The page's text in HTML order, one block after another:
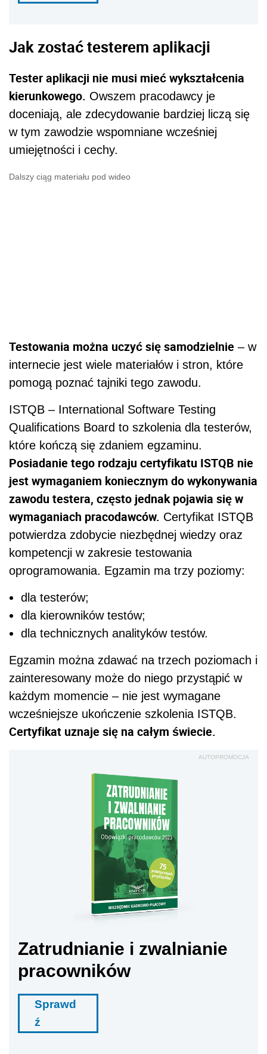
Jak zostać testerem aplikacji
Tester aplikacji nie musi mieć wykształcenia
kierunkowego. Owszem pracodawcy je
doceniają, ale zdecydowanie bardziej liczą się
w tym zawodzie wspomniane wcześniej
umiejętności i cechy.
Dalszy ciąg materiału pod wideo
Testowania można uczyć się samodzielnie – w
internecie jest wiele materiałów i stron, które
pomogą poznać tajniki tego zawodu.
ISTQB – International Software Testing
Qualifications Board to szkolenia dla testerów,
które kończą się zdaniem egzaminu.
Posiadanie tego rodzaju certyfikatu ISTQB nie
jest wymaganiem koniecznym do wykonywania
zawodu testera, często jednak pojawia się w
wymaganiach pracodawców. Certyfikat ISTQB
potwierdza zdobycie niezbędnej wiedzy oraz
kompetencji w zakresie testowania
oprogramowania. Egzamin ma trzy poziomy:
dla testerów;
dla kierowników testów;
dla technicznych analityków testów.
Egzamin można zdawać na trzech poziomach i
zainteresowany może do niego przystąpić w
każdym momencie – nie jest wymagane
wcześniejsze ukończenie szkolenia ISTQB.
Certyfikat uznaje się na całym świecie.
AUTOPROMOCJA
Zatrudnianie i zwalnianie
pracowników
Sprawd
ź